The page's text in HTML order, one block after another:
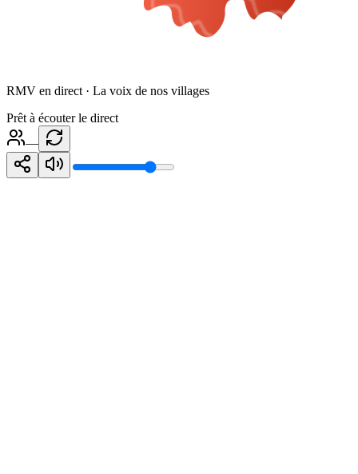
RMV en direct · La voix de nos villages
Prêt à écouter le direct
—